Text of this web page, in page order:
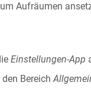
Aufräumen
Einstellungen-App
den Bereich